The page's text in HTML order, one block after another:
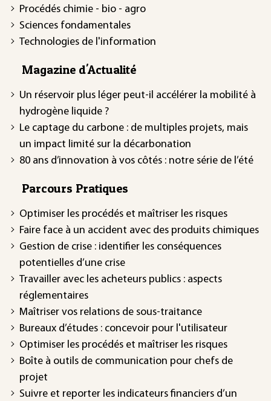
Procédés chimie - bio - agro
Sciences fondamentales
Technologies de l'information
Magazine d'Actualité
Un réservoir plus léger peut-il accélérer la mobilité à
hydrogène liquide ?
Le captage du carbone : de multiples projets, mais
un impact limité sur la décarbonation
80 ans d’innovation à vos côtés : notre série de l’été
Parcours Pratiques
Optimiser les procédés et maîtriser les risques
Faire face à un accident avec des produits chimiques
Gestion de crise : identifier les conséquences
potentielles d’une crise
Travailler avec les acheteurs publics : aspects
réglementaires
Maîtriser vos relations de sous-traitance
Bureaux d’études : concevoir pour l'utilisateur
Optimiser les procédés et maîtriser les risques
Boîte à outils de communication pour chefs de
projet
Suivre et reporter les indicateurs financiers d’un